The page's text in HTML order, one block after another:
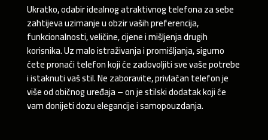
Ukratko, odabir idealnog atraktivnog telefona za sebe
zahtijeva uzimanje u obzir vaših preferencija,
funkcionalnosti, veličine, cijene i mišljenja drugih
korisnika. Uz malo istraživanja i promišljanja, sigurno
ćete pronaći telefon koji će zadovoljiti sve vaše potrebe
i istaknuti vaš stil. Ne zaboravite, privlačan telefon je
više od običnog uređaja – on je stilski dodatak koji će
vam donijeti dozu elegancije i samopouzdanja.